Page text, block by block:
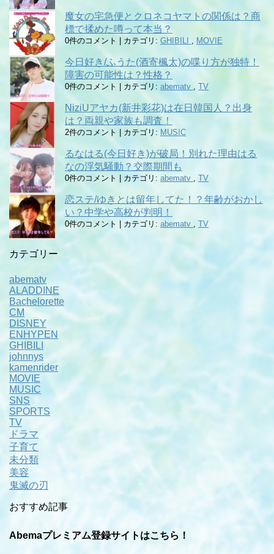
魔女の宅急便とクロネコヤマトの関係は？商
標で揉めた噂って本当？
0件のコメント カテゴリ: GHIBILI , MOVIE
今日好き/ふうた(酒寄楓太)の喋り方が独特！
障害の可能性は？性格？
0件のコメント カテゴリ: abematv , TV
NiziUアヤカ(新井彩花)は在日韓国人？出身
は？両親や家族も調査！
2件のコメント カテゴリ: MUSIC
るなはる(今日好き)が破局！別れた理由はる
なの浮気騒動？交際期間も
0件のコメント カテゴリ: abematv , TV
恋ステ/ゆきとは留年してた！？年齢がおかし
い？中学や高校が判明！
0件のコメント カテゴリ: abematv , TV
カテゴリー
abematv
ALADDINE
Bachelorette
CM
DISNEY
ENHYPEN
GHIBILI
johnnys
kamenrider
MOVIE
MUSIC
SNS
SPORTS
TV
ドラマ
子育て
未分類
美容
鬼滅の刃
おすすめ記事
Abemaプレミアム登録サイトはこちら！